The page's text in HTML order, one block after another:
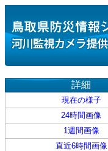
詳細
現在の様子
24時間画像
1週間画像
直近6時間画像